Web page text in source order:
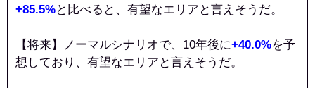
+85.5%と比べると、有望なエリアと言えそうだ。
【将来】ノーマルシナリオで、10年後に+40.0%を予
想しており、有望なエリアと言えそうだ。